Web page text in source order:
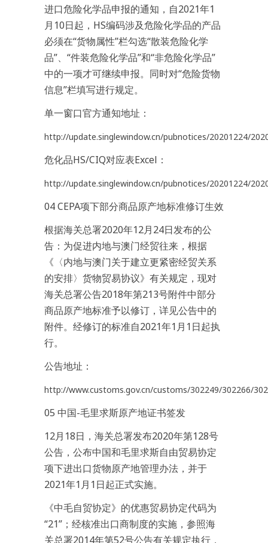
进口危险化学品申报的通知，自2021年1
月10日起，HS编码涉及危险化学品的产品
必须在“货物属性”栏勾选“散装危险化学
品”、“件装危险化学品”和“非危险化学品”
中的一项才可继续申报。同时对“危险货物
信息”栏填写进行规定。
单一窗口官方通知地址：
http://update.singlewindow.cn/pubnotices/20201224/
危化品HS/CIQ对应表Excel：
http://update.singlewindow.cn/pubnotices/20201224/
04 CEPA项下部分商品原产地标准修订生效
根据海关总署2020年12月24日发布的公
告：为促进内地与澳门经贸往来，根据
《〈内地与澳门关于建立更紧密经贸关系
的安排〉货物贸易协议》有关规定，现对
海关总署公告2018年第213号附件中部分
商品原产地标准予以修订，详见公告中的
附件。经修订的标准自2021年1月1日起执
行。
公告地址：
http://www.customs.gov.cn/customs/302249/302266/
05 中国-毛里求斯原产地证书签发
12月18日，海关总署发布2020年第128号
公告，公布中国和毛里求斯自由贸易协定
项下进出口货物原产地管理办法，并于
2021年1月1日起正式实施。
《中毛自贸协定》的优惠贸易协定代码为
“21”；经核准出口商制度的实施，参照海
关总署2014年第52号公告有关规定执行，